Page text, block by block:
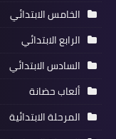
الخامس الابتدائي
الرابع الابتدائي
السادس الابتدائي
ألعاب حضانة
المرحلة الابتدائية